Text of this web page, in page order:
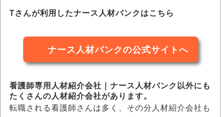
Tさんが利用したナース人材バンクはこちら
ナース人材バンクの公式サイトへ
看護師専用人材紹介会社｜ナース人材バンク以外にも
たくさんの人材紹介会社があります。
転職される看護師さんは多く、その分人材紹介会社も